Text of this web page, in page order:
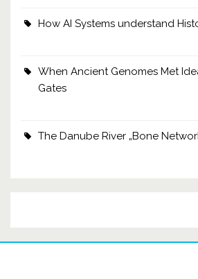
How AI Systems understand
When Ancient Genomes Met
Gates
The Danube River „Bone